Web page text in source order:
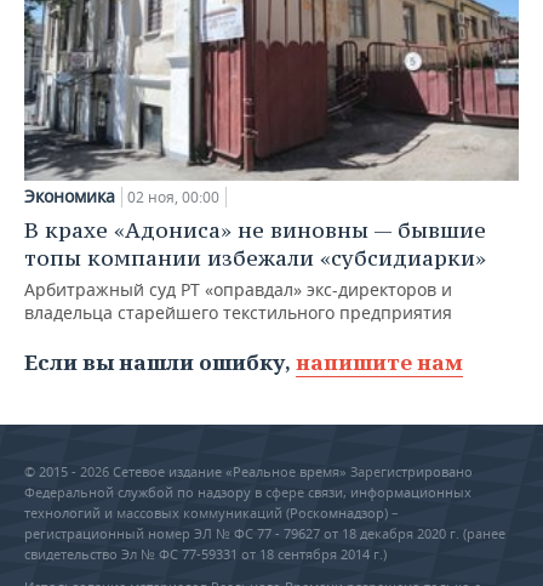
Экономика 02 ноя, 00:00
В крахе «Адониса» не виновны — бывшие
топы компании избежали «субсидиарки»
Арбитражный суд РТ «оправдал» экс-директоров и
владельца старейшего текстильного предприятия
Если вы нашли ошибку, напишите нам
© 2015 - 2026 Сетевое издание «Реальное время» Зарегистрировано
Федеральной службой по надзору в сфере связи, информационных
технологий и массовых коммуникаций (Роскомнадзор) –
регистрационный номер ЭЛ № ФС 77 - 79627 от 18 декабря 2020 г. (ранее
свидетельство Эл № ФС 77-59331 от 18 сентября 2014 г.)